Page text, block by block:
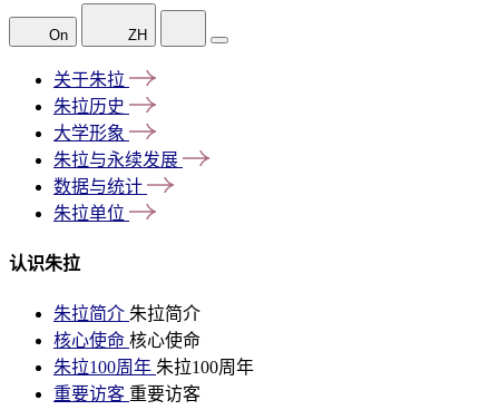
On ZH
关于朱拉
朱拉历史
大学形象
朱拉与永续发展
数据与统计
朱拉单位
认识朱拉
朱拉简介 朱拉简介
核心使命 核心使命
朱拉100周年 朱拉100周年
重要访客 重要访客